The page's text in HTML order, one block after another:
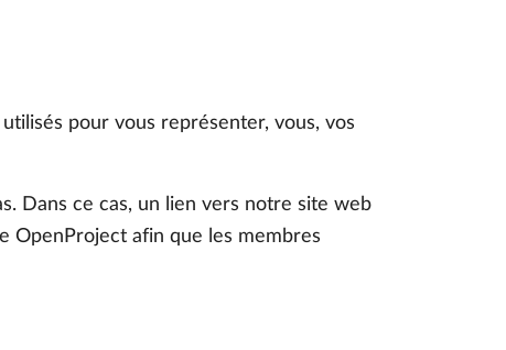
pour vous représenter, vous, vos
Dans ce cas, un lien vers notre site web
OpenProject afin que les membres